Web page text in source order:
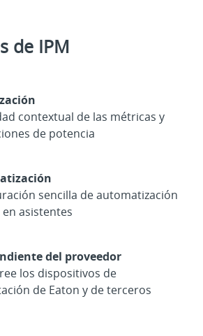
de IPM
contextual de las métricas y
de potencia
sencilla de automatización
en asistentes
del proveedor
los dispositivos de
de Eaton y de terceros